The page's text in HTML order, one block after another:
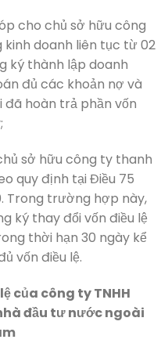
cho chủ sở hữu công
doanh liên tục từ 02
ký thành lập doanh
đủ các khoản nợ và
đã hoàn trả phần vốn
sở hữu công ty thanh
quy định tại Điều 75
Trong trường hợp này,
ký thay đổi vốn điều lệ
thời hạn 30 ngày kể
vốn điều lệ.
của công ty TNHH
đầu tư nước ngoài